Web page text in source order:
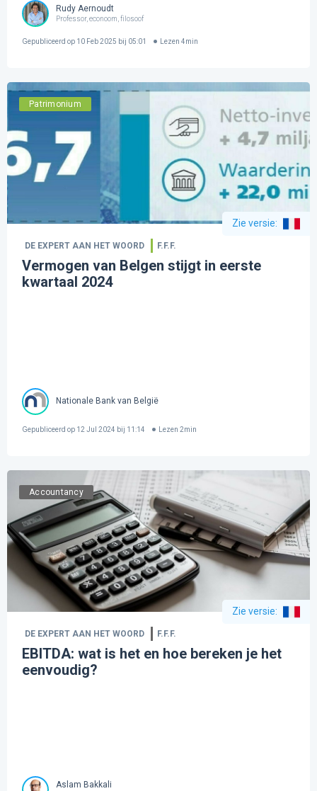
Rudy Aernoudt
Professor, econoom, filosoof
Gepubliceerd op 10 Feb 2025 bij 05:01 Lezen 4min
Patrimonium
Zie versie:
DE EXPERT AAN HET WOORD F.F.F.
Vermogen van Belgen stijgt in eerste
kwartaal 2024
Nationale Bank van België
Gepubliceerd op 12 Jul 2024 bij 11:14 Lezen 2min
Accountancy
Zie versie:
DE EXPERT AAN HET WOORD F.F.F.
EBITDA: wat is het en hoe bereken je het
eenvoudig?
Aslam Bakkali